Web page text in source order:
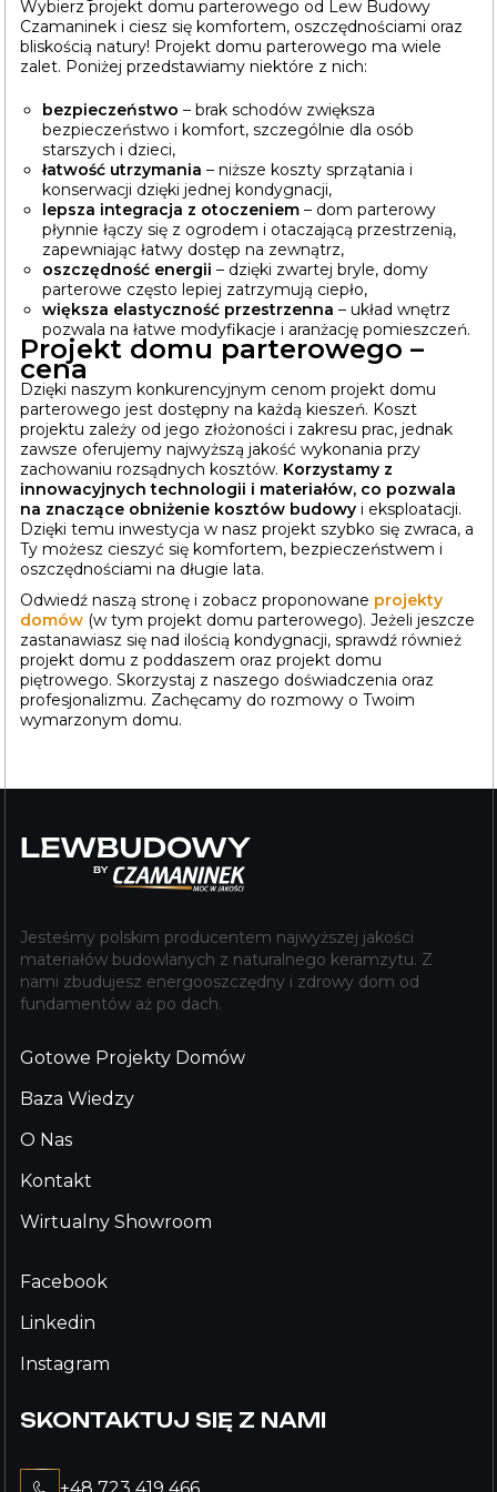
Wybierz projekt domu parterowego od Lew Budowy
Czamaninek i ciesz się komfortem, oszczędnościami oraz
bliskością natury! Projekt domu parterowego ma wiele
zalet. Poniżej przedstawiamy niektóre z nich:
bezpieczeństwo – brak schodów zwiększa
bezpieczeństwo i komfort, szczególnie dla osób
starszych i dzieci,
łatwość utrzymania – niższe koszty sprzątania i
konserwacji dzięki jednej kondygnacji,
lepsza integracja z otoczeniem – dom parterowy
płynnie łączy się z ogrodem i otaczającą przestrzenią,
zapewniając łatwy dostęp na zewnątrz,
oszczędność energii – dzięki zwartej bryle, domy
parterowe często lepiej zatrzymują ciepło,
większa elastyczność przestrzenna – układ wnętrz
pozwala na łatwe modyfikacje i aranżację pomieszczeń.
Projekt domu parterowego –
cena
Dzięki naszym konkurencyjnym cenom projekt domu
parterowego jest dostępny na każdą kieszeń. Koszt
projektu zależy od jego złożoności i zakresu prac, jednak
zawsze oferujemy najwyższą jakość wykonania przy
zachowaniu rozsądnych kosztów. Korzystamy z
innowacyjnych technologii i materiałów, co pozwala
na znaczące obniżenie kosztów budowy i eksploatacji.
Dzięki temu inwestycja w nasz projekt szybko się zwraca, a
Ty możesz cieszyć się komfortem, bezpieczeństwem i
oszczędnościami na długie lata.
Odwiedź naszą stronę i zobacz proponowane projekty
domów (w tym projekt domu parterowego). Jeżeli jeszcze
zastanawiasz się nad ilością kondygnacji, sprawdź również
projekt domu z poddaszem oraz projekt domu
piętrowego. Skorzystaj z naszego doświadczenia oraz
profesjonalizmu. Zachęcamy do rozmowy o Twoim
wymarzonym domu.
Jesteśmy polskim producentem najwyższej jakości
materiałów budowlanych z naturalnego keramzytu. Z
nami zbudujesz energooszczędny i zdrowy dom od
fundamentów aż po dach.
Gotowe Projekty Domów
Baza Wiedzy
O Nas
Kontakt
Wirtualny Showroom
Facebook
Linkedin
Instagram
SKONTAKTUJ SIĘ Z NAMI